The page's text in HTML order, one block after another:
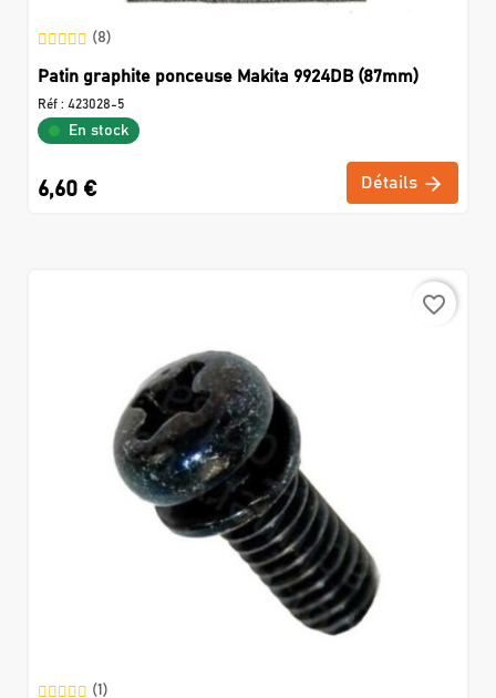
(8)
Patin graphite ponceuse Makita 9924DB (87mm)
Réf : 423028-5
En stock
6,60 € Détails
favorite_border
(1)